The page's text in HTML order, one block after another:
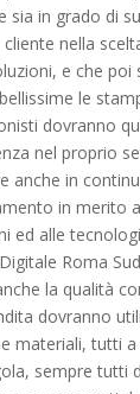
sia in grado di
cliente nella
e che poi
le
dovranno
nel proprio
anche in
in merito
ed alle
Roma
la qualità
dovranno
materiali, tutti a
sempre tutti